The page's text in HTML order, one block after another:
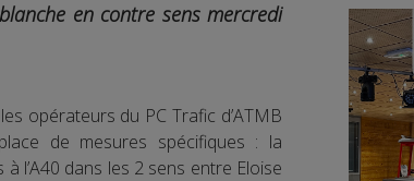
en contre sens mercredi
opérateurs du PC Trafic d’ATMB
de mesures spécifiques : la
l’A40 dans les 2 sens entre Eloise